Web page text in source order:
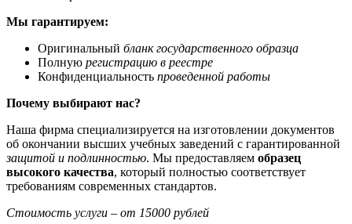
Мы гарантируем:
Оригинальный бланк государственного образца
Полную регистрацию в реестре
Конфиденциальность проведенной работы
Почему выбирают нас?
Наша фирма специализируется на изготовлении документов
об окончании высших учебных заведений с гарантированной
защитой и подлинностью. Мы предоставляем образец
высокого качества, который полностью соответствует
требованиям современных стандартов.
Стоимость услуги – от 15000 рублей